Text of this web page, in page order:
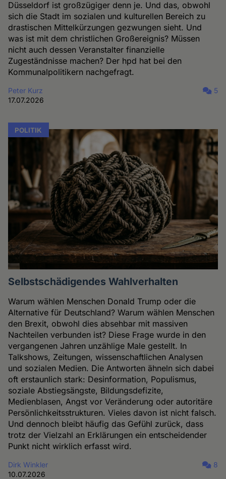
Düsseldorf ist großzügiger denn je. Und das, obwohl
sich die Stadt im sozialen und kulturellen Bereich zu
drastischen Mittelkürzungen gezwungen sieht. Und
was ist mit dem christlichen Großereignis? Müssen
nicht auch dessen Veranstalter finanzielle
Zugeständnisse machen? Der hpd hat bei den
Kommunalpolitikern nachgefragt.
Peter Kurz
17.07.2026
5
POLITIK
Selbstschädigendes Wahlverhalten
Warum wählen Menschen Donald Trump oder die
Alternative für Deutschland? Warum wählen Menschen
den Brexit, obwohl dies absehbar mit massiven
Nachteilen verbunden ist? Diese Frage wurde in den
vergangenen Jahren unzählige Male gestellt. In
Talkshows, Zeitungen, wissenschaftlichen Analysen
und sozialen Medien. Die Antworten ähneln sich dabei
oft erstaunlich stark: Desinformation, Populismus,
soziale Abstiegsängste, Bildungsdefizite,
Medienblasen, Angst vor Veränderung oder autoritäre
Persönlichkeitsstrukturen. Vieles davon ist nicht falsch.
Und dennoch bleibt häufig das Gefühl zurück, dass
trotz der Vielzahl an Erklärungen ein entscheidender
Punkt nicht wirklich erfasst wird.
Dirk Winkler
10.07.2026
8